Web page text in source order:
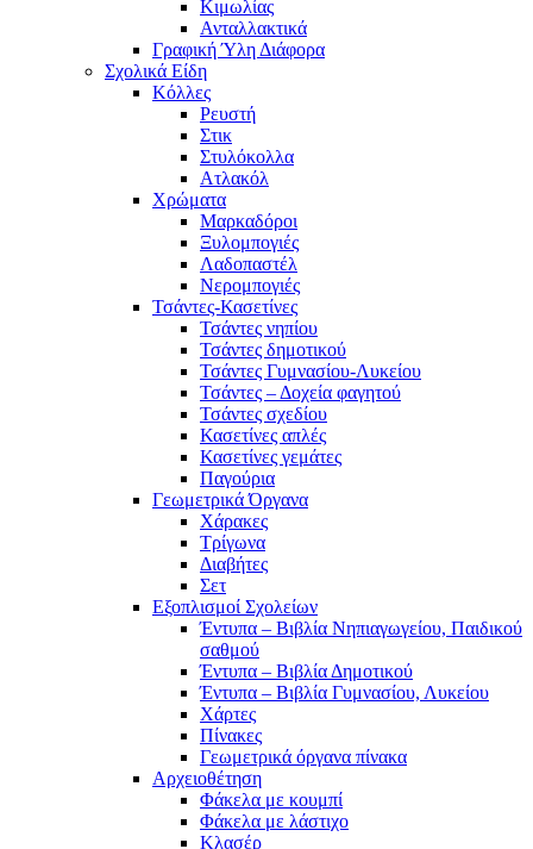
Κιμωλίας
Ανταλλακτικά
Γραφική Ύλη Διάφορα
Σχολικά Είδη
Κόλλες
Ρευστή
Στικ
Στυλόκολλα
Ατλακόλ
Χρώματα
Μαρκαδόροι
Ξυλομπογιές
Λαδοπαστέλ
Νερομπογιές
Τσάντες-Κασετίνες
Τσάντες νηπίου
Τσάντες δημοτικού
Τσάντες Γυμνασίου-Λυκείου
Τσάντες – Δοχεία φαγητού
Τσάντες σχεδίου
Κασετίνες απλές
Κασετίνες γεμάτες
Παγούρια
Γεωμετρικά Όργανα
Χάρακες
Τρίγωνα
Διαβήτες
Σετ
Εξοπλισμοί Σχολείων
Έντυπα – Βιβλία Νηπιαγωγείου, Παιδικού
σαθμού
Έντυπα – Βιβλία Δημοτικού
Έντυπα – Βιβλία Γυμνασίου, Λυκείου
Χάρτες
Πίνακες
Γεωμετρικά όργανα πίνακα
Αρχειοθέτηση
Φάκελα με κουμπί
Φάκελα με λάστιχο
Κλασέρ